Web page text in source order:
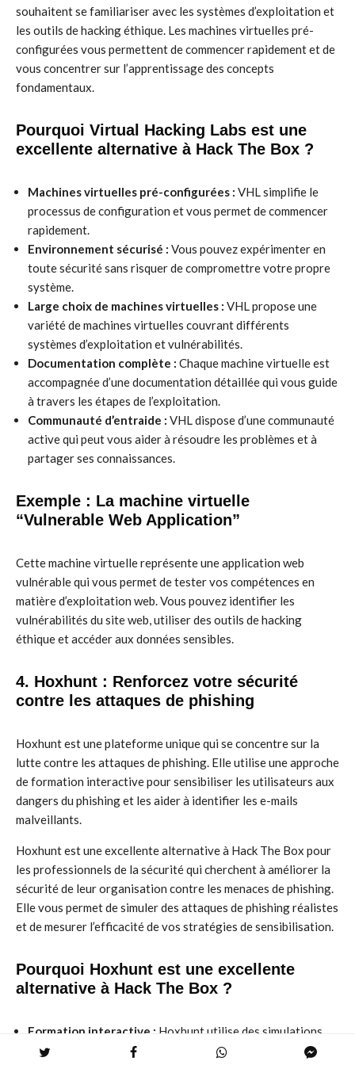
souhaitent se familiariser avec les systèmes d’exploitation et
les outils de hacking éthique. Les machines virtuelles pré-
configurées vous permettent de commencer rapidement et de
vous concentrer sur l’apprentissage des concepts
fondamentaux.
Pourquoi Virtual Hacking Labs est une
excellente alternative à Hack The Box ?
Machines virtuelles pré-configurées : VHL simplifie le
processus de configuration et vous permet de commencer
rapidement.
Environnement sécurisé : Vous pouvez expérimenter en
toute sécurité sans risquer de compromettre votre propre
système.
Large choix de machines virtuelles : VHL propose une
variété de machines virtuelles couvrant différents
systèmes d’exploitation et vulnérabilités.
Documentation complète : Chaque machine virtuelle est
accompagnée d’une documentation détaillée qui vous guide
à travers les étapes de l’exploitation.
Communauté d’entraide : VHL dispose d’une communauté
active qui peut vous aider à résoudre les problèmes et à
partager ses connaissances.
Exemple : La machine virtuelle
“Vulnerable Web Application”
Cette machine virtuelle représente une application web
vulnérable qui vous permet de tester vos compétences en
matière d’exploitation web. Vous pouvez identifier les
vulnérabilités du site web, utiliser des outils de hacking
éthique et accéder aux données sensibles.
4. Hoxhunt : Renforcez votre sécurité
contre les attaques de phishing
Hoxhunt est une plateforme unique qui se concentre sur la
lutte contre les attaques de phishing. Elle utilise une approche
de formation interactive pour sensibiliser les utilisateurs aux
dangers du phishing et les aider à identifier les e-mails
malveillants.
Hoxhunt est une excellente alternative à Hack The Box pour
les professionnels de la sécurité qui cherchent à améliorer la
sécurité de leur organisation contre les menaces de phishing.
Elle vous permet de simuler des attaques de phishing réalistes
et de mesurer l’efficacité de vos stratégies de sensibilisation.
Pourquoi Hoxhunt est une excellente
alternative à Hack The Box ?
Formation interactive : Hoxhunt utilise des simulations
réalistes de phishing pour sensibiliser les utilisateurs aux